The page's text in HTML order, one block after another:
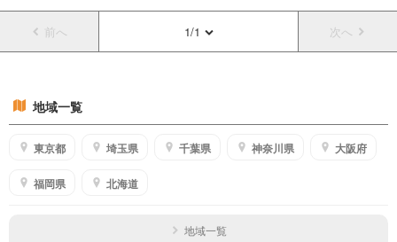
前へ 1/1 次へ
地域一覧
東京都 埼玉県 千葉県 神奈川県 大阪府
福岡県 北海道
地域一覧